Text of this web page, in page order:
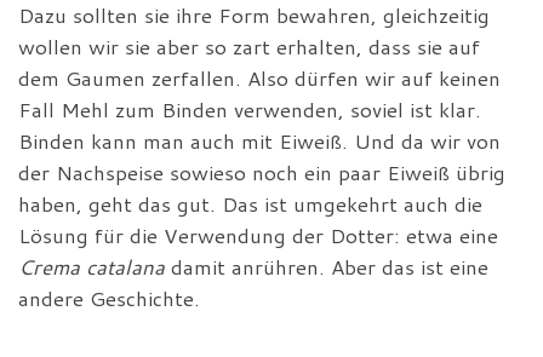
Dazu sollten sie ihre Form bewahren, gleichzeitig
wollen wir sie aber so zart erhalten, dass sie auf
dem Gaumen zerfallen. Also dürfen wir auf keinen
Fall Mehl zum Binden verwenden, soviel ist klar.
Binden kann man auch mit Eiweiß. Und da wir von
der Nachspeise sowieso noch ein paar Eiweiß übrig
haben, geht das gut. Das ist umgekehrt auch die
Lösung für die Verwendung der Dotter: etwa eine
Crema catalana damit anrühren. Aber das ist eine
andere Geschichte.